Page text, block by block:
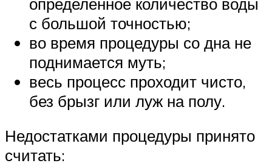
с большой точностью;
во время процедуры со дна не
поднимается муть;
весь процесс проходит чисто,
без брызг или луж на полу.
Недостатками процедуры принято
считать: